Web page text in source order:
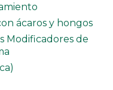
ácaros y hongos
Modificadores de